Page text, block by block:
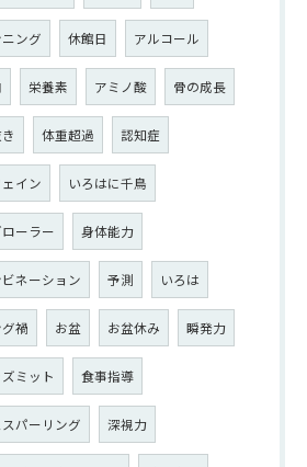
ング 休館日 アルコール
栄養素 アミノ酸 骨の成長
体重超過 認知症
イン いろはに千鳥
ーラー 身体能力
ビネーション 予測 いろは
グ禍 お盆 お盆休み 瞬発力
ミット 食事指導
パーリング 深視力